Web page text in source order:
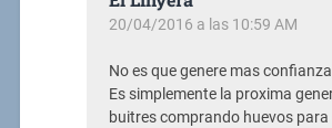
20/04/2016 a las 10:59 AM
No es que genere mas
Es simplemente la proxima
buitres comprando huevos para